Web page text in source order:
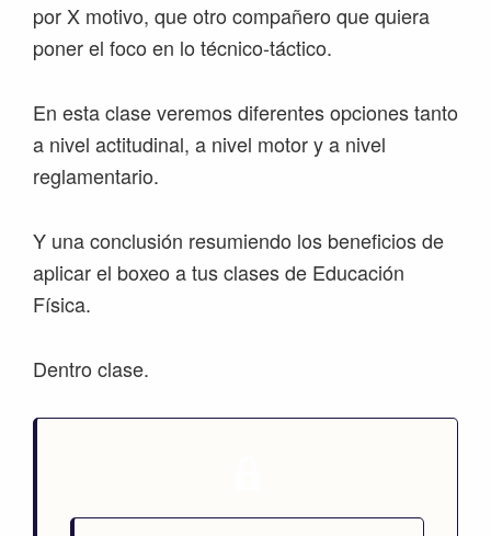
por X motivo, que otro compañero que quiera
poner el foco en lo técnico-táctico.
En esta clase veremos diferentes opciones tanto
a nivel actitudinal, a nivel motor y a nivel
reglamentario.
Y una conclusión resumiendo los beneficios de
aplicar el boxeo a tus clases de Educación
Física.
Dentro clase.